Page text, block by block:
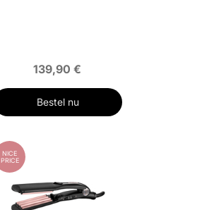
139,90 €
Bestel nu
NICE
PRICE